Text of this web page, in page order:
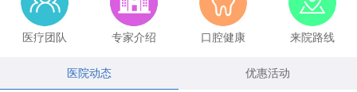
医疗团队 专家介绍 口腔健康 来院路线
医院动态 优惠活动